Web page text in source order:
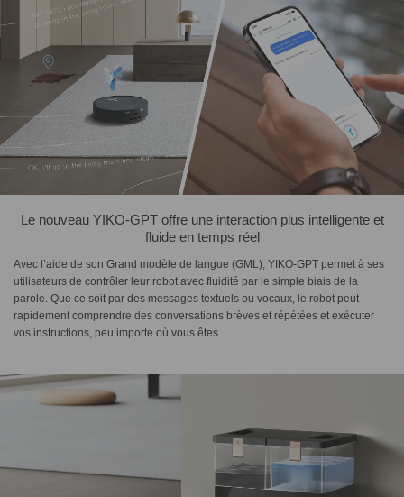
Le nouveau YIKO-GPT offre une interaction plus intelligente et
fluide en temps réel
Avec l’aide de son Grand modèle de langue (GML), YIKO-GPT permet à ses
utilisateurs de contrôler leur robot avec fluidité par le simple biais de la
parole. Que ce soit par des messages textuels ou vocaux, le robot peut
rapidement comprendre des conversations brèves et répétées et exécuter
vos instructions, peu importe où vous êtes.